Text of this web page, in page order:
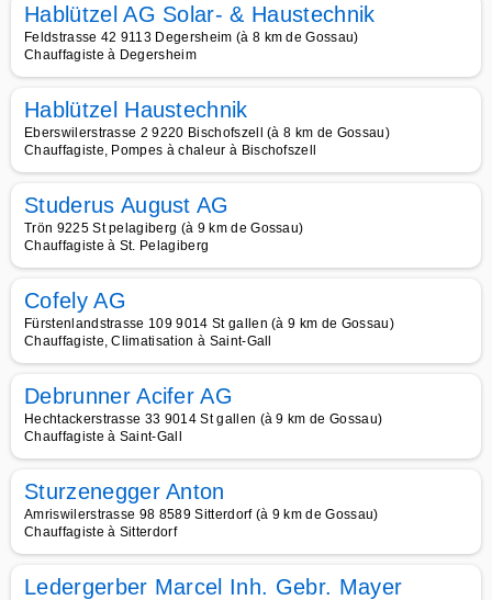
Hablützel AG Solar- & Haustechnik
Feldstrasse 42 9113 Degersheim (à 8 km de Gossau)
Chauffagiste à Degersheim
Hablützel Haustechnik
Eberswilerstrasse 2 9220 Bischofszell (à 8 km de Gossau)
Chauffagiste, Pompes à chaleur à Bischofszell
Studerus August AG
Trön 9225 St pelagiberg (à 9 km de Gossau)
Chauffagiste à St. Pelagiberg
Cofely AG
Fürstenlandstrasse 109 9014 St gallen (à 9 km de Gossau)
Chauffagiste, Climatisation à Saint-Gall
Debrunner Acifer AG
Hechtackerstrasse 33 9014 St gallen (à 9 km de Gossau)
Chauffagiste à Saint-Gall
Sturzenegger Anton
Amriswilerstrasse 98 8589 Sitterdorf (à 9 km de Gossau)
Chauffagiste à Sitterdorf
Ledergerber Marcel Inh. Gebr. Mayer